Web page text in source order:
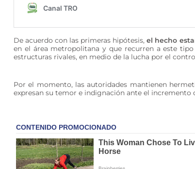
De acuerdo con las primeras hipótesis, el hecho
en el área metropolitana y que recurren a este
estructuras rivales, en medio de la lucha por el
Por el momento, las autoridades mantienen
expresan su temor e indignación ante el incremento